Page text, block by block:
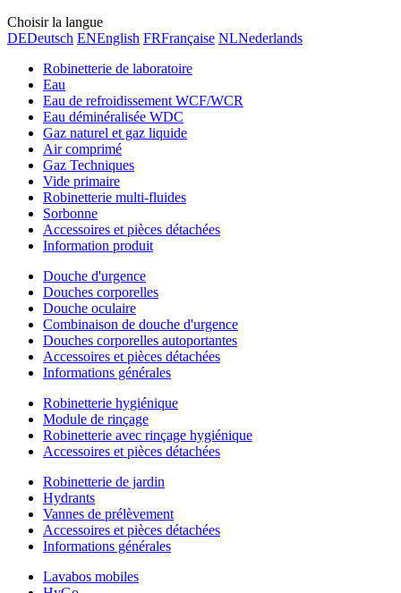
Choisir la langue
DEDeutsch ENEnglish FRFrançaise NLNederlands
Robinetterie de laboratoire
Eau
Eau de refroidissement WCF/WCR
Eau déminéralisée WDC
Gaz naturel et gaz liquide
Air comprimé
Gaz Techniques
Vide primaire
Robinetterie multi-fluides
Sorbonne
Accessoires et pièces détachées
Information produit
Douche d'urgence
Douches corporelles
Douche oculaire
Combinaison de douche d'urgence
Douches corporelles autoportantes
Accessoires et pièces détachées
Informations générales
Robinetterie hygiénique
Module de rinçage
Robinetterie avec rinçage hygiénique
Accessoires et pièces détachées
Robinetterie de jardin
Hydrants
Vannes de prélèvement
Accessoires et pièces détachées
Informations générales
Lavabos mobiles